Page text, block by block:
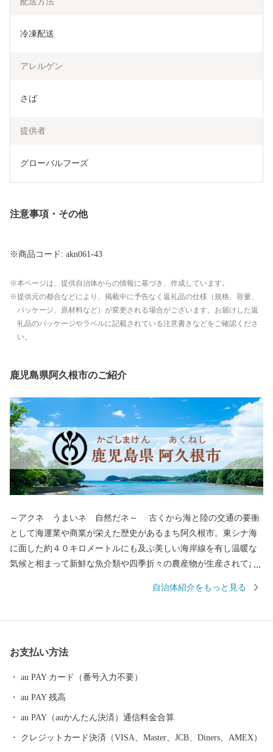
冷凍配送
アレルゲン
さば
提供者
グローバルフーズ
注意事項・その他
※商品コード: akn061-43
本ページは、提供自治体からの情報に基づき、作成しています。
提供元の都合などにより、掲載中に予告なく返礼品の仕様（規格、容量、
パッケージ、原材料など）が変更される場合がございます。お届けした返
礼品のパッケージやラベルに記載されている注意書きなどをご確認くださ
い。
鹿児島県阿久根市のご紹介
～アクネ うまいネ 自然だネ～ 古くから海と陸の交通の要衝
として海運業や商業が栄えた歴史があるまち阿久根市。東シナ海
に面した約４０キロメートルにも及ぶ美しい海岸線を有し温暖な
気候と相まって新鮮な魚介類や四季折々の農産物が生産されてお
「食のまち阿久根」として知られており，「うに丼祭り」「伊勢
丹宗庄右衛門は，島津藩御用の回漕問屋。 その丹宗庄右衛門
在でもその功績は島酒の碑として現地に残されており，関東圏へ
の焼酎文化は，この八丈島から広がったとされています。 その
ルーツである阿久根市の芋焼酎は，現在３つの酒蔵で伝統を継承
自治体紹介をもっと見る
お支払い方法
au PAY カード（番号入力不要）
au PAY 残高
au PAY（auかんたん決済）通信料金合算
クレジットカード決済（VISA、Master、JCB、Diners、AMEX）